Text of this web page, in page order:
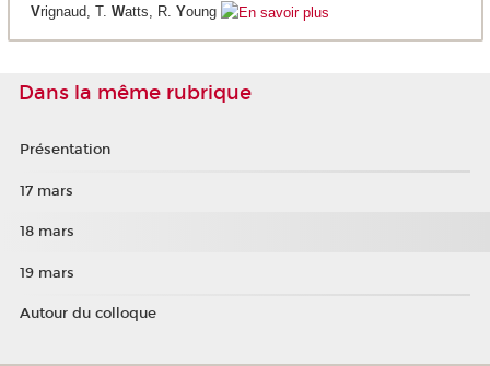
Vrignaud, T. Watts, R. Young
Dans la même rubrique
Présentation
17 mars
18 mars
19 mars
Autour du colloque